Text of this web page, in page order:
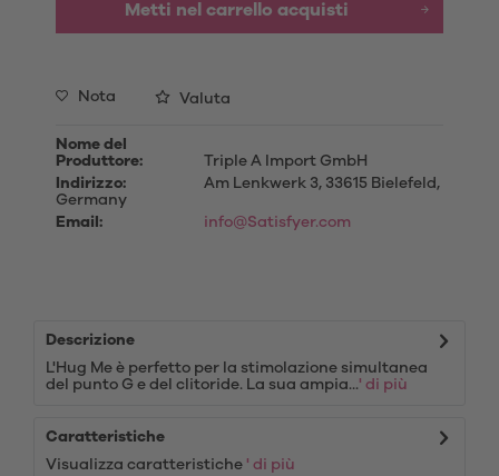
Metti nel carrello acquisti
Nota Valuta
Nome del
Produttore:
Triple A Import GmbH
Indirizzo:
Am Lenkwerk 3, 33615 Bielefeld,
Germany
Email:
info@Satisfyer.com
Descrizione
L'Hug Me è perfetto per la stimolazione simultanea
del punto G e del clitoride. La sua ampia...' di più
Caratteristiche
Visualizza caratteristiche ' di più